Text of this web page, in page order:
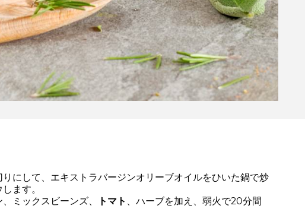
りにして、エキストラバージンオリーブオイルをひいた鍋で炒
ます。
ミックスビーンズ、
トマト
、ハーブを加え、弱火で20分間